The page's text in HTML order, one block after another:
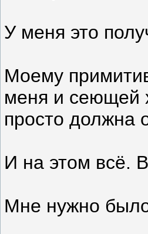
У меня это
Моему
меня и сеющей
просто должна
И на этом всё.
Мне нужно